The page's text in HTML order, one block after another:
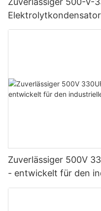
elektrische &-
Zuverlässiger 500V
- entwickelt für den